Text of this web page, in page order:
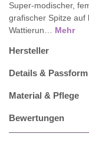
Super-modischer,
grafischer Spitze auf
Wattierun… Mehr
Hersteller
Details & Passform
Material & Pflege
Bewertungen